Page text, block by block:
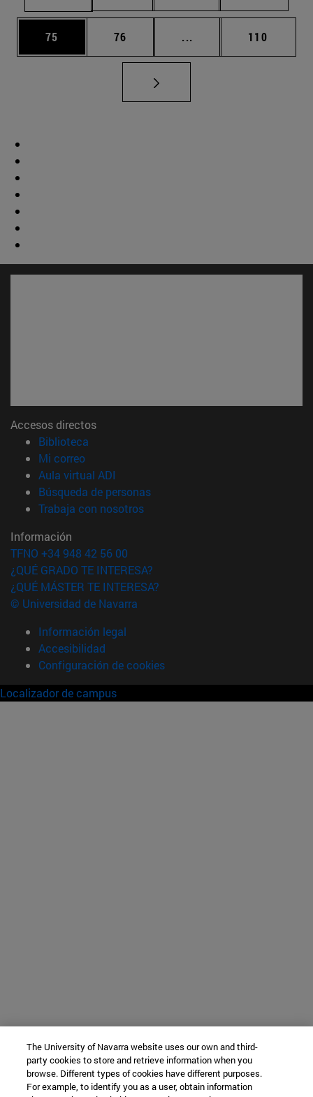
Página
75 Página
76 ... Páginas intermedias
Página
110
Accesos directos
Biblioteca
Mi correo(abre en nueva ventana)
Aula virtual ADI
Búsqueda de personas(abre en nueva ventana)
Trabaja con nosotros(abre en nueva ventana)
Información
TFNO +34 948 42 56 00
¿QUÉ GRADO TE INTERESA?
¿QUÉ MÁSTER TE INTERESA?
© Universidad de Navarra
Información legal
Accesibilidad
Configuración de cookies
Localizador de campus
The University of Navarra website uses our own and third-
party cookies to store and retrieve information when you
browse. Different types of cookies have different purposes.
For example, to identify you as a user, obtain information